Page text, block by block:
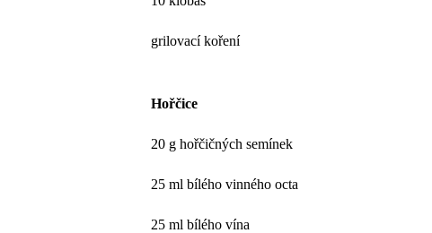
grilovací koření
Hořčice
20 g hořčičných semínek
25 ml bílého vinného octa
25 ml bílého vína